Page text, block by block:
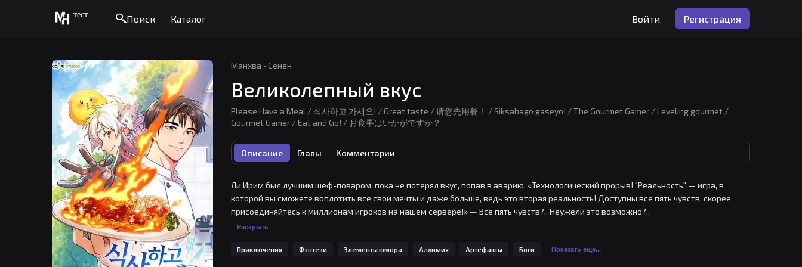
тест Поиск Каталог Войти Регистрация
Манхва · Сёнен
Великолепный вкус
Please Have a Meal / 식사하고 가세요! / Great taste / 请您先用餐！ / Siksahago gaseyo! / The Gourmet Gamer / Leveling gourmet /
Gourmet Gamer / Eat and Go! / お食事はいかがですか？
Описание Главы Комментарии
Ли Ирим был лучшим шеф-поваром, пока не потерял вкус, попав в аварию. «Технологический прорыв! "Реальность" — игра, в
которой вы сможете воплотить все свои мечты и даже больше, ведь это вторая реальность! Доступны все пять чувств, скорее
присоединяйтесь к миллионам игроков на нашем сервере!» — Все пять чувств?.. Неужели это возможно?..
Раскрыть
Приключения Фэнтези Элементы юмора Алхимия Артефакты Боги Показать еще...